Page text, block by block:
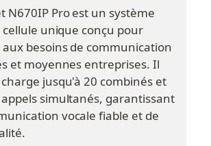
N670IP Pro est un système
cellule unique conçu pour
besoins de communication
et moyennes entreprises. Il
jusqu'à 20 combinés et
simultanés, garantissant
vocale fiable et de